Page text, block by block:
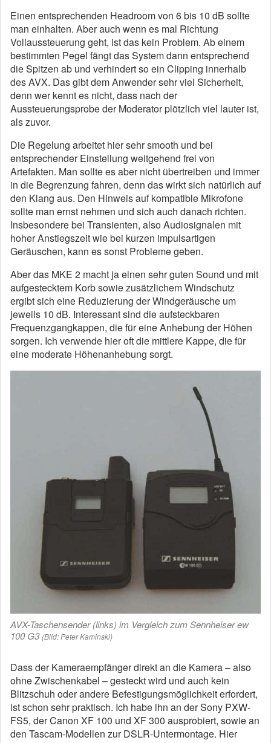
Einen entsprechenden Headroom von 6 bis 10 dB sollte
man einhalten. Aber auch wenn es mal Richtung
Vollaussteuerung geht, ist das kein Problem. Ab einem
bestimmten Pegel fängt das System dann entsprechend
die Spitzen ab und verhindert so ein Clipping innerhalb
des AVX. Das gibt dem Anwender sehr viel Sicherheit,
denn wer kennt es nicht, dass nach der
Aussteuerungsprobe der Moderator plötzlich viel lauter ist,
als zuvor.
Die Regelung arbeitet hier sehr smooth und bei
entsprechender Einstellung weitgehend frei von
Artefakten. Man sollte es aber nicht übertreiben und immer
in die Begrenzung fahren, denn das wirkt sich natürlich auf
den Klang aus. Den Hinweis auf kompatible Mikrofone
sollte man ernst nehmen und sich auch danach richten.
Insbesondere bei Transienten, also Audiosignalen mit
hoher Anstiegszeit wie bei kurzen impulsartigen
Geräuschen, kann es sonst Probleme geben.
Aber das MKE 2 macht ja einen sehr guten Sound und mit
aufgestecktem Korb sowie zusätzlichem Windschutz
ergibt sich eine Reduzierung der Windgeräusche um
jeweils 10 dB. Interessant sind die aufsteckbaren
Frequenzgangkappen, die für eine Anhebung der Höhen
sorgen. Ich verwende hier oft die mittlere Kappe, die für
eine moderate Höhenanhebung sorgt.
AVX-Taschensender (links) im Vergleich zum Sennheiser ew
100 G3(Bild: Peter Kaminski)
Dass der Kameraempfänger direkt an die Kamera – also
ohne Zwischenkabel – gesteckt wird und auch kein
Blitzschuh oder andere Befestigungsmöglichkeit erfordert,
ist schon sehr praktisch. Ich habe ihn an der Sony PXW-
FS5, der Canon XF 100 und XF 300 ausprobiert, sowie an
den Tascam-Modellen zur DSLR-Untermontage. Hier